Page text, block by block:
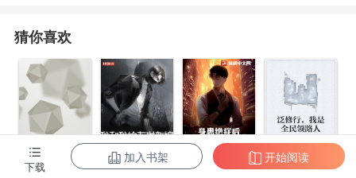
猜你喜欢
都市第一至尊 我和我的古代
身患绝症后，
泛修行，我是
下载
加入书架 开始阅读